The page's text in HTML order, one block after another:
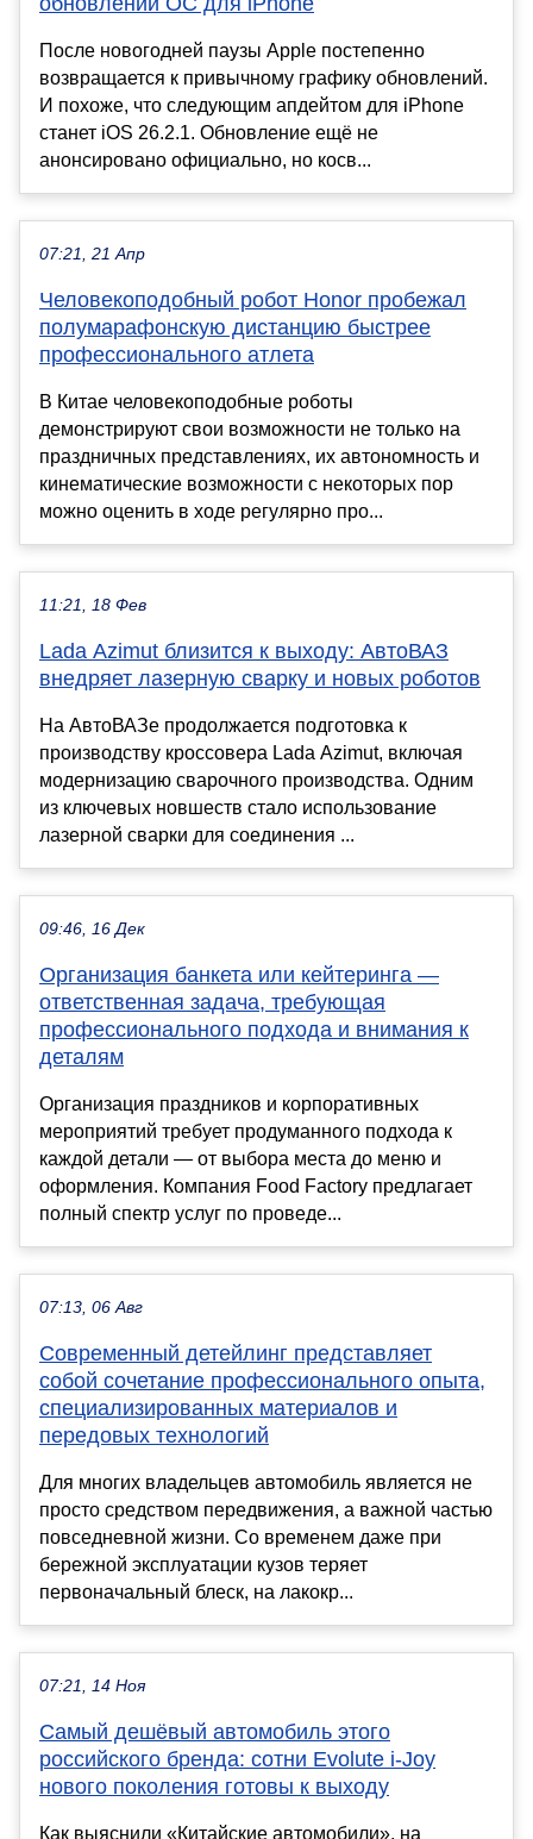
После новогодней паузы Apple постепенно
возвращается к привычному графику обновлений.
И похоже, что следующим апдейтом для iPhone
станет iOS 26.2.1. Обновление ещё не
анонсировано официально, но косв...
07:21, 21 Апр
Человекоподобный робот Honor пробежал
полумарафонскую дистанцию быстрее
профессионального атлета
В Китае человекоподобные роботы
демонстрируют свои возможности не только на
праздничных представлениях, их автономность и
кинематические возможности с некоторых пор
можно оценить в ходе регулярно про...
11:21, 18 Фев
Lada Azimut близится к выходу: АвтоВАЗ
внедряет лазерную сварку и новых роботов
На АвтоВАЗе продолжается подготовка к
производству кроссовера Lada Azimut, включая
модернизацию сварочного производства. Одним
из ключевых новшеств стало использование
лазерной сварки для соединения ...
09:46, 16 Дек
Организация банкета или кейтеринга —
ответственная задача, требующая
профессионального подхода и внимания к
деталям
Организация праздников и корпоративных
мероприятий требует продуманного подхода к
каждой детали — от выбора места до меню и
оформления. Компания Food Factory предлагает
полный спектр услуг по проведе...
07:13, 06 Авг
Современный детейлинг представляет
собой сочетание профессионального опыта,
специализированных материалов и
передовых технологий
Для многих владельцев автомобиль является не
просто средством передвижения, а важной частью
повседневной жизни. Со временем даже при
бережной эксплуатации кузов теряет
первоначальный блеск, на лакокр...
07:21, 14 Ноя
Самый дешёвый автомобиль этого
российского бренда: сотни Evolute i-Joy
нового поколения готовы к выходу
Как выяснили «Китайские автомобили», на